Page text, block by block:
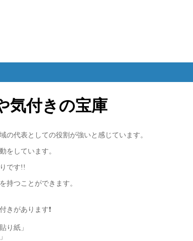
気付きの宝庫
代表としての役割が強いと感じています。
をしています。
です!!
持つことができます。
きがあります❗
り紙」